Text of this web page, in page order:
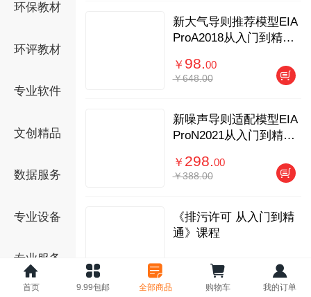
环保教材
环评教材
专业软件
文创精品
数据服务
专业设备
专业服务
新大气导则推荐模型EIA
ProA2018从入门到精通
￥ 98.00
￥648.00
新噪声导则适配模型EIA
ProN2021从入门到精通
￥ 298.00
￥388.00
《排污许可 从入门到精
通》课程
00
首页 9.99包邮 全部商品 购物车 我的订单